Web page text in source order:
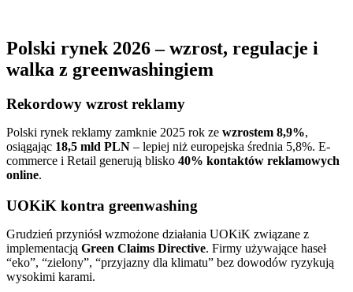
Polski rynek 2026 – wzrost, regulacje i
walka z greenwashingiem
Rekordowy wzrost reklamy
Polski rynek reklamy zamknie 2025 rok ze wzrostem 8,9%,
osiągając 18,5 mld PLN – lepiej niż europejska średnia 5,8%. E-
commerce i Retail generują blisko 40% kontaktów reklamowych
online.
UOKiK kontra greenwashing
Grudzień przyniósł wzmożone działania UOKiK związane z
implementacją Green Claims Directive. Firmy używające haseł
“eko”, “zielony”, “przyjazny dla klimatu” bez dowodów ryzykują
wysokimi karami.